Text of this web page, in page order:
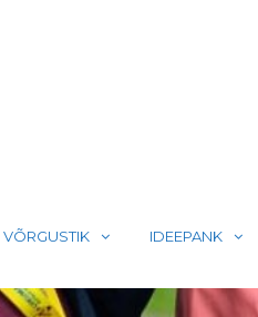
VÕRGUSTIK IDEEPANK